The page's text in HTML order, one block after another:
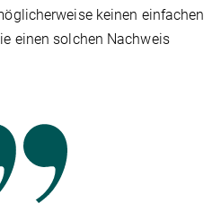
keinen einfachen
einen solchen Nachweis